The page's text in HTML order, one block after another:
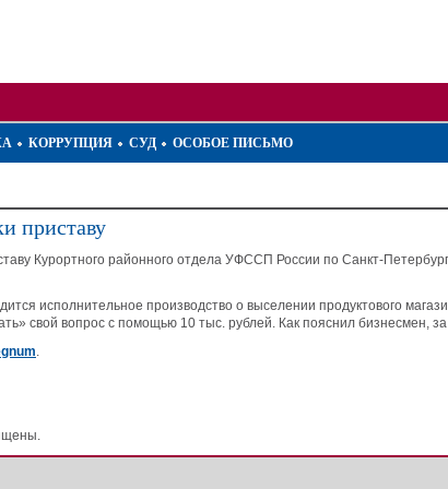
КОРРУПЦИЯ СУД ОСОБОЕ ПИСЬМО
приставу
Курортного районного отдела УФССП России по Санкт-
исполнительное производство о выселении продуктового
свой вопрос с помощью 10 тыс. рублей. Как пояснил бизнесмен,
.